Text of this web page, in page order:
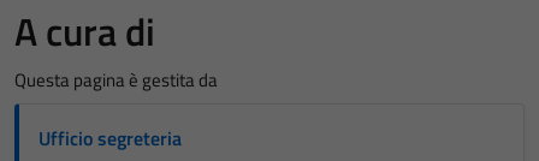
A cura di
Questa pagina è gestita da
Ufficio segreteria